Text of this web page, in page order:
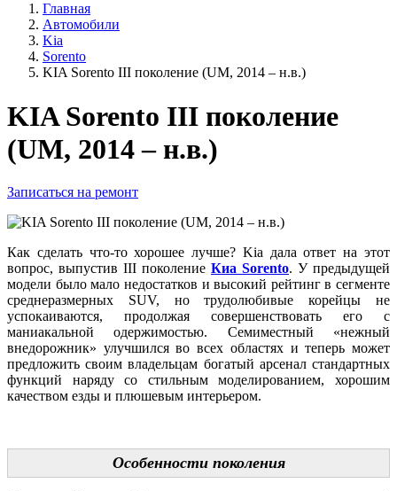
Главная
Автомобили
Kia
Sorento
KIA Sorento III поколение (UM, 2014 – н.в.)
KIA Sorento III поколение
(UM, 2014 – н.в.)
Записаться на ремонт
Как сделать что-то хорошее лучше? Kia дала ответ на этот
вопрос, выпустив III поколение Киа Sorento. У предыдущей
модели было мало недостатков и высокий рейтинг в сегменте
среднеразмерных SUV, но трудолюбивые корейцы не
успокаиваются, продолжая совершенствовать его с
маниакальной одержимостью. Семиместный «нежный
внедорожник» улучшился во всех областях и теперь может
предложить своим владельцам богатый арсенал стандартных
функций наряду со стильным моделированием, хорошим
качеством езды и плюшевым интерьером.
Особенности поколения